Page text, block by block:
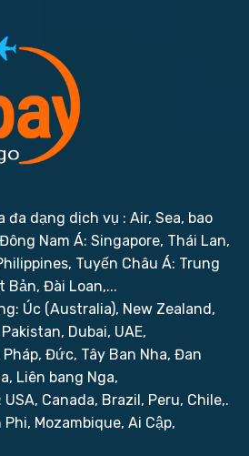
đa dạng dịch vụ : Air, Sea, bao
Nam Á: Singapore, Thái Lan,
Tuyến Châu Á: Trung
Bản, Đài Loan,...
Úc (Australia), New Zealand,
Dubai, UAE,
Đức, Tây Ban Nha, Đan
Liên bang Nga,
Canada, Brazil, Peru, Chile,.
Mozambique, Ai Cập,